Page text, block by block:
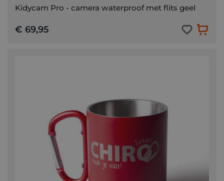
Kidycam Pro - camera waterproof met flits geel
€ 69,95